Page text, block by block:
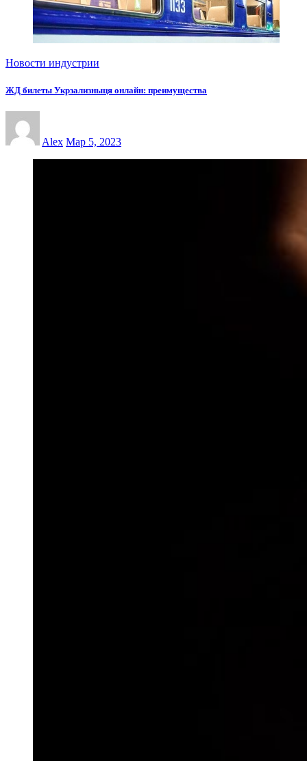
Новости индустрии
ЖД билеты Укрзализныця онлайн: преимущества
Alex Мар 5, 2023